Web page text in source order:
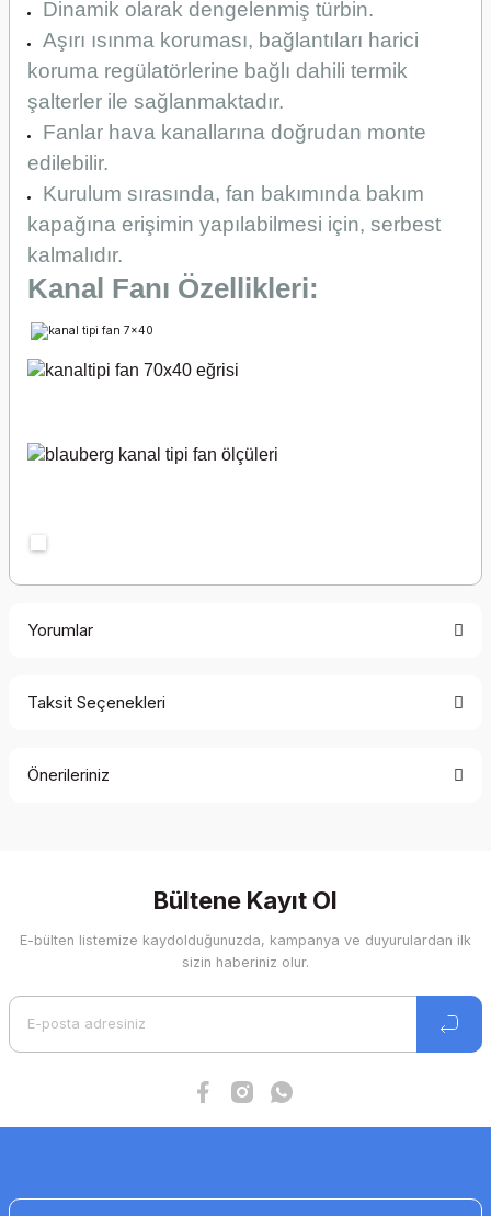
Dinamik olarak dengelenmiş türbin.
Aşırı ısınma koruması, bağlantıları harici
koruma regülatörlerine bağlı dahili termik
şalterler ile sağlanmaktadır.
Fanlar hava kanallarına doğrudan monte
edilebilir.
Kurulum sırasında, fan bakımında bakım
kapağına erişimin yapılabilmesi için, serbest
kalmalıdır.
Kanal Fanı Özellikleri:
Yorumlar
Taksit Seçenekleri
Önerileriniz
Görüş ve önerileriniz için teşekkür ederiz.
Ürün resmi kalitesiz, bozuk veya görüntülenemiyor.
Bültene Kayıt Ol
E-bülten listemize kaydolduğunuzda, kampanya ve duyurulardan ilk
sizin haberiniz olur.